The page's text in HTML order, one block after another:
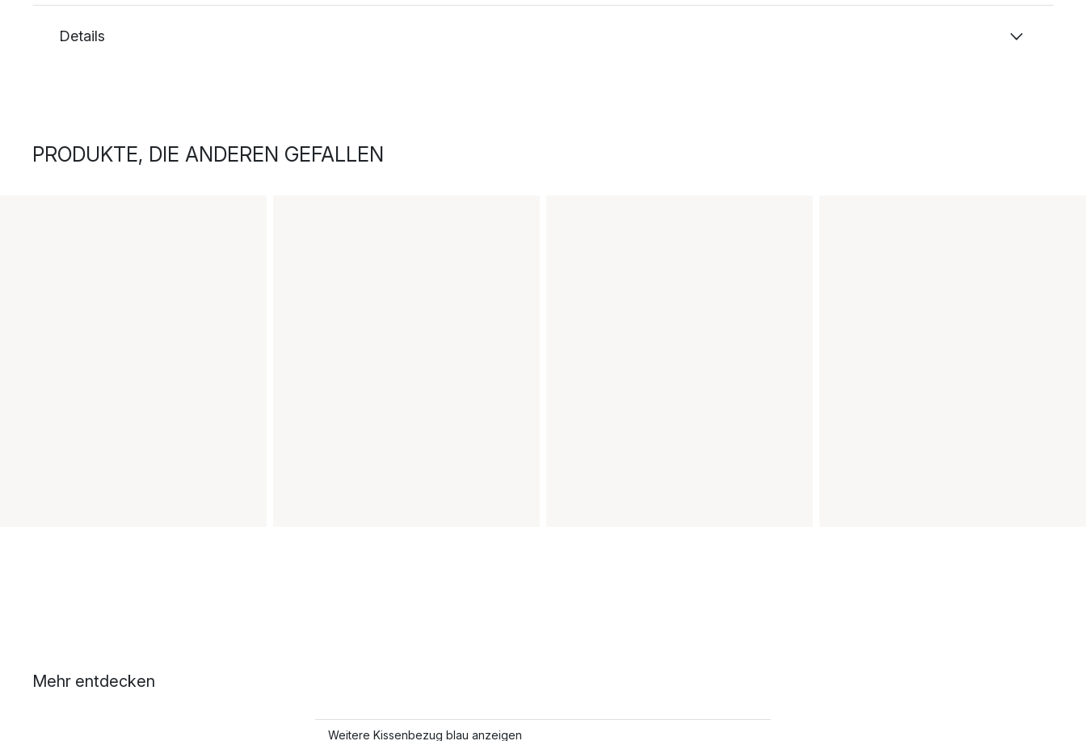
Details
PRODUKTE, DIE ANDEREN GEFALLEN
Mehr entdecken
Weitere Kissenbezug blau anzeigen